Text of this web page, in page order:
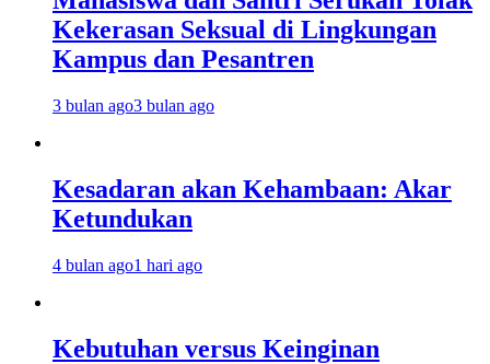
Kekerasan Seksual di Lingkungan
Kampus dan Pesantren
3 bulan ago3 bulan ago
Kesadaran akan Kehambaan: Akar
Ketundukan
4 bulan ago1 hari ago
Kebutuhan versus Keinginan